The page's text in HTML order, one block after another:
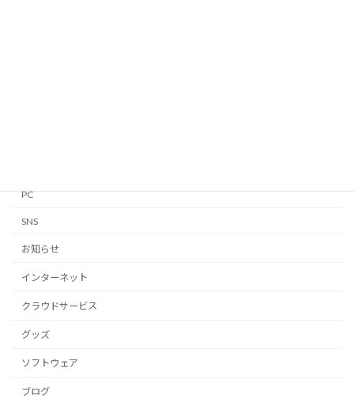
PC
SNS
お知らせ
インターネット
クラウドサービス
グッズ
ソフトウェア
ブログ